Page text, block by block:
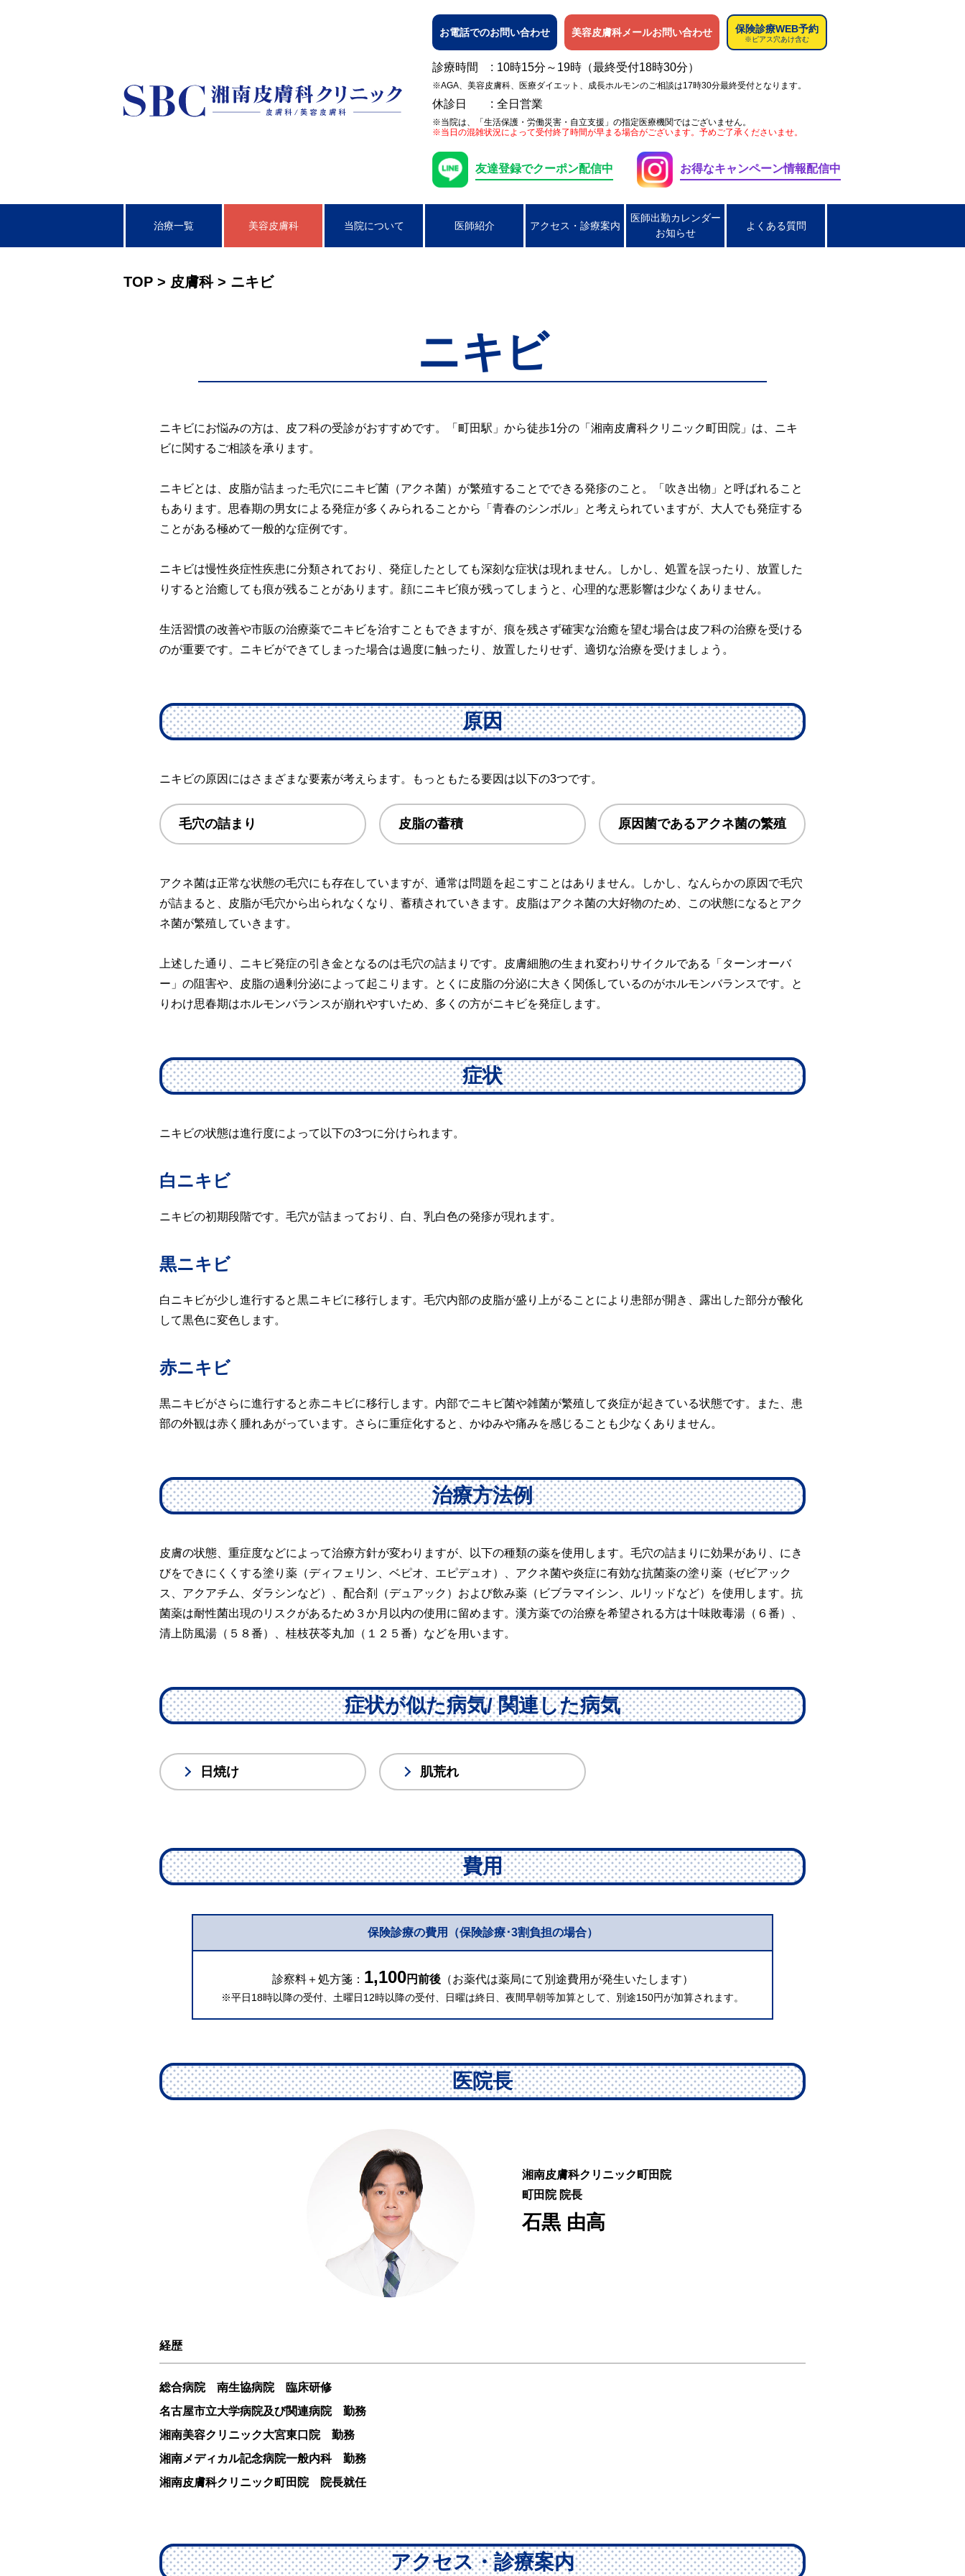
お電話でのお問い合わせ 美容皮膚科メールお問い合わせ 保険診療WEB予約
※ピアス穴あけ含む
診療時間 10時15分～19時（最終受付18時30分）
※AGA、美容皮膚科、医療ダイエット、成長ホルモンのご相談は17時30分最終受付となります。
休診日 全日営業
※当院は、「生活保護・労働災害・自立支援」の指定医療機関ではございません。
※当日の混雑状況によって受付終了時間が早まる場合がございます。予めご了承くださいませ。
友達登録でクーポン配信中 お得なキャンペーン情報配信中
治療一覧 美容皮膚科 当院について 医師紹介 アクセス・診療案内
医師出勤カレンダー
お知らせ
よくある質問
TOP > 皮膚科> ニキビ
ニキビ
ニキビにお悩みの方は、皮フ科の受診がおすすめです。「町田駅」から徒歩1分の「湘南皮膚科クリニック町田院」は、ニキ
ビに関するご相談を承ります。
ニキビとは、皮脂が詰まった毛穴にニキビ菌（アクネ菌）が繁殖することでできる発疹のこと。「吹き出物」と呼ばれること
もあります。思春期の男女による発症が多くみられることから「青春のシンボル」と考えられていますが、大人でも発症する
ことがある極めて一般的な症例です。
ニキビは慢性炎症性疾患に分類されており、発症したとしても深刻な症状は現れません。しかし、処置を誤ったり、放置した
りすると治癒しても痕が残ることがあります。顔にニキビ痕が残ってしまうと、心理的な悪影響は少なくありません。
生活習慣の改善や市販の治療薬でニキビを治すこともできますが、痕を残さず確実な治癒を望む場合は皮フ科の治療を受ける
のが重要です。ニキビができてしまった場合は過度に触ったり、放置したりせず、適切な治療を受けましょう。
原因
ニキビの原因にはさまざまな要素が考えらます。もっともたる要因は以下の3つです。
毛穴の詰まり 皮脂の蓄積 原因菌であるアクネ菌の繁殖
アクネ菌は正常な状態の毛穴にも存在していますが、通常は問題を起こすことはありません。しかし、なんらかの原因で毛穴
が詰まると、皮脂が毛穴から出られなくなり、蓄積されていきます。皮脂はアクネ菌の大好物のため、この状態になるとアク
ネ菌が繁殖していきます。
上述した通り、ニキビ発症の引き金となるのは毛穴の詰まりです。皮膚細胞の生まれ変わりサイクルである「ターンオーバ
ー」の阻害や、皮脂の過剰分泌によって起こります。とくに皮脂の分泌に大きく関係しているのがホルモンバランスです。と
りわけ思春期はホルモンバランスが崩れやすいため、多くの方がニキビを発症します。
症状
ニキビの状態は進行度によって以下の3つに分けられます。
白ニキビ
ニキビの初期段階です。毛穴が詰まっており、白、乳白色の発疹が現れます。
黒ニキビ
白ニキビが少し進行すると黒ニキビに移行します。毛穴内部の皮脂が盛り上がることにより患部が開き、露出した部分が酸化
して黒色に変色します。
赤ニキビ
黒ニキビがさらに進行すると赤ニキビに移行します。内部でニキビ菌や雑菌が繁殖して炎症が起きている状態です。また、患
部の外観は赤く腫れあがっています。さらに重症化すると、かゆみや痛みを感じることも少なくありません。
治療方法例
皮膚の状態、重症度などによって治療方針が変わりますが、以下の種類の薬を使用します。毛穴の詰まりに効果があり、にき
びをできにくくする塗り薬（ディフェリン、ベピオ、エピデュオ）、アクネ菌や炎症に有効な抗菌薬の塗り薬（ゼビアック
ス、アクアチム、ダラシンなど）、配合剤（デュアック）および飲み薬（ビブラマイシン、ルリッドなど）を使用します。抗
菌薬は耐性菌出現のリスクがあるため３か月以内の使用に留めます。漢方薬での治療を希望される方は十味敗毒湯（６番）、
清上防風湯（５８番）、桂枝茯苓丸加（１２５番）などを用います。
症状が似た病気/ 関連した病気
日焼け 肌荒れ
費用
保険診療の費用 （保険診療･3割負担の場合）
診察料＋処方箋： 1,100円前後（お薬代は薬局にて別途費用が発生いたします）
※平日18時以降の受付、土曜日12時以降の受付、日曜は終日、夜間早朝等加算として、別途150円が加算されます。
医院長
湘南皮膚科クリニック町田院
町田院 院長
石黒 由高
経歴
総合病院 南生協病院 臨床研修
名古屋市立大学病院及び関連病院 勤務
湘南美容クリニック大宮東口院 勤務
湘南メディカル記念病院一般内科 勤務
湘南皮膚科クリニック町田院 院長就任
アクセス・診療案内